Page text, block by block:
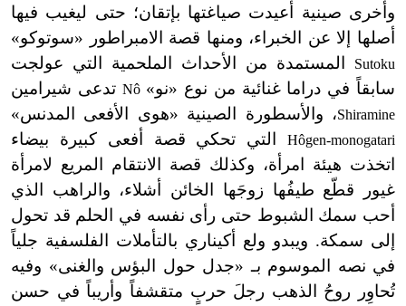
وأخرى صينية أعيدت صياغتها بإتقان؛ حتى ليغيب فيها
أصلها إلا عن الخبراء، ومنها قصة الامبراطور «سوتوكو»
Sutoku
المستمدة من الأحداث الملحمية التي عولجت
سابقاً في دراما غنائية من نوع «نو»Nô تدعى شيرامين
Shiramine، والأسطورة الصينية «هوى الأفعى المدنس»
Hôgen-monogatari
التي تحكي قصة أفعى كبيرة بيضاء
اتخذت هيئة امرأة، وكذلك قصة الانتقام المريع لامرأة
غيور قطّع طيفُها زوجَها الخائن أشلاء، والراهب الذي
أحب سمك الشبوط حتى رأى نفسه في الحلم قد تحول
إلى سمكة. ويبدو ولع أكيناري بالتأملات الفلسفية جلياً
في نصه الموسوم بـ «جدل حول البؤس والغنى» وفيه
تُحاوِر روحُ الذهب رجلَ حربٍ متقشفاً وأريباً في حسن